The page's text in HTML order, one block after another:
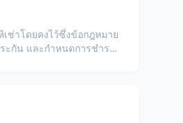
าโดยคงไว้ซึ่งข้อกฎหมาย
ะกัน และกำหนดการชำระ